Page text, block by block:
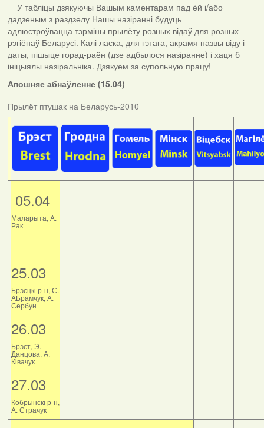
У табліцы дзякуючы Вашым каментарам пад ёй і/або
дадзеным з раздзелу Нашы назіранні будуць
адлюстроўвацца тэрміны прылёту розных відаў для розных
рэгіёнаў Беларусі. Калі ласка, для гэтага, акрамя назвы віду і
даты, пішыце горад-раён (дзе адбылося назіранне) і хаця б
ініцыялы назіральніка. Дзякуем за супольную працу!
Апошняе абнаўленне (15.04)
Прылёт птушак на Беларусь-2010
05.04
Маларыта, А.
Рак
25.03
Брэсцкі р-н, С.
АБрамчук, А.
Сербун
26.03
Брэст, Э.
Данцова, А.
Ківачук
27.03
Кобрынскі р-н,
А. Страчук